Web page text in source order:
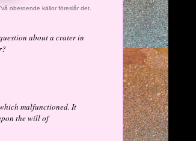
oberoende källor föreslår det.
about a crater in
malfunctioned. It
the will of